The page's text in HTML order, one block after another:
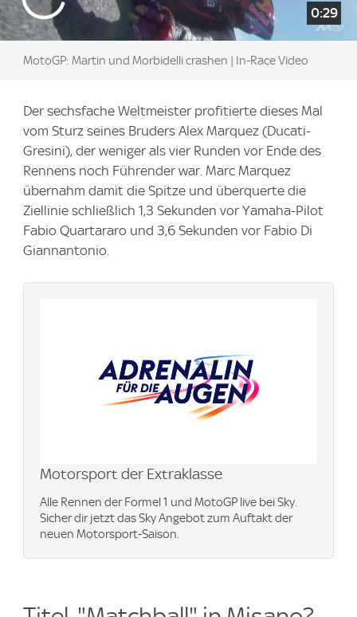
0:29
MotoGP: Martin und Morbidelli crashen | In-Race Video
Der sechsfache Weltmeister profitierte dieses Mal
vom Sturz seines Bruders Alex Marquez (Ducati-
Gresini), der weniger als vier Runden vor Ende des
Rennens noch Führender war. Marc Marquez
übernahm damit die Spitze und überquerte die
Ziellinie schließlich 1,3 Sekunden vor Yamaha-Pilot
Fabio Quartararo und 3,6 Sekunden vor Fabio Di
Giannantonio.
Motorsport der Extraklasse
Alle Rennen der Formel 1 und MotoGP live bei Sky.
Sicher dir jetzt das Sky Angebot zum Auftakt der
neuen Motorsport-Saison.